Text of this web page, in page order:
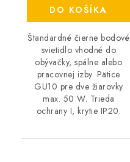
DO KOŠÍKA
Štandardné čierne bodové
svietidlo vhodné do
obývačky, spálne alebo
pracovnej izby. Pätice
GU10 pre dve žiarovky
max. 50 W. Trieda
ochrany I, krytie IP20.